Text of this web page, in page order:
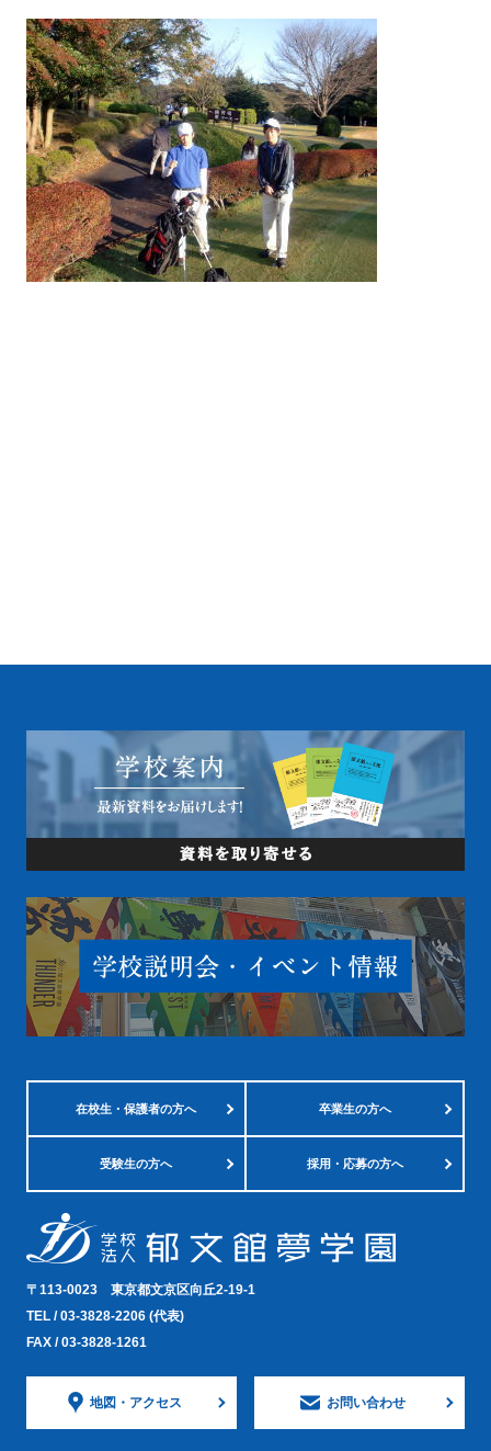
在校生・保護者の方へ 卒業生の方へ
受験生の方へ 採用・応募の方へ
〒113-0023 東京都文京区向丘2-19-1
TEL /03-3828-2206 (代表)
FAX / 03-3828-1261
地図・ アクセス お問い合わせ